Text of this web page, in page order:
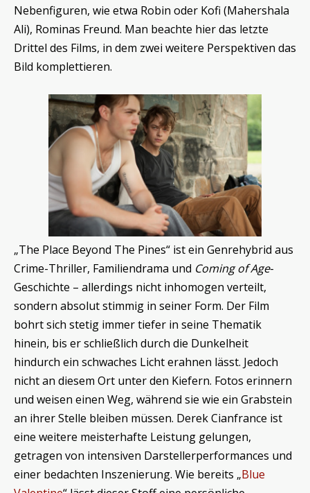
Nebenfiguren, wie etwa Robin oder Kofi (Mahershala
Ali), Rominas Freund. Man beachte hier das letzte
Drittel des Films, in dem zwei weitere Perspektiven das
Bild komplettieren.
„The Place Beyond The Pines“ ist ein Genrehybrid aus
Crime-Thriller, Familiendrama und Coming of Age-
Geschichte – allerdings nicht inhomogen verteilt,
sondern absolut stimmig in seiner Form. Der Film
bohrt sich stetig immer tiefer in seine Thematik
hinein, bis er schließlich durch die Dunkelheit
hindurch ein schwaches Licht erahnen lässt. Jedoch
nicht an diesem Ort unter den Kiefern. Fotos erinnern
und weisen einen Weg, während sie wie ein Grabstein
an ihrer Stelle bleiben müssen. Derek Cianfrance ist
eine weitere meisterhafte Leistung gelungen,
getragen von intensiven Darstellerperformances und
einer bedachten Inszenierung. Wie bereits „Blue